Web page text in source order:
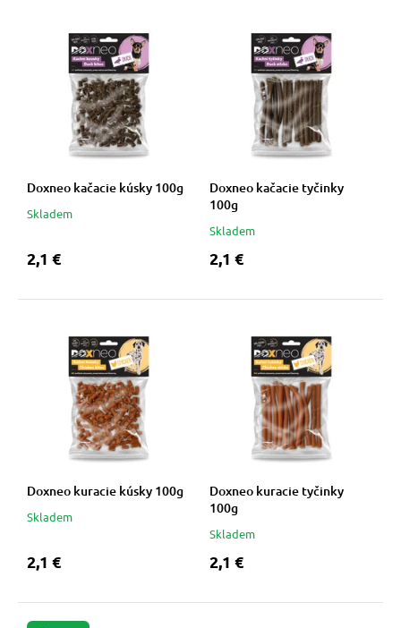
Doxneo kačacie kúsky 100g
Skladem
2,1 €
Doxneo kačacie tyčinky
100g
Skladem
2,1 €
Doxneo kuracie kúsky 100g
Skladem
2,1 €
Doxneo kuracie tyčinky
100g
Skladem
2,1 €